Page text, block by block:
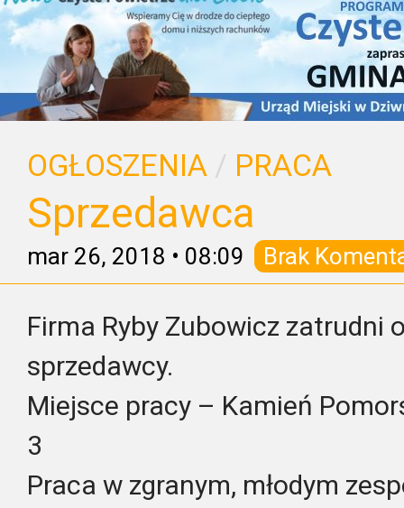
OGŁOSZENIA / PRACA
Sprzedawca
mar 26, 2018 • 08:09 Brak
Firma Ryby Zubowicz zatrudni
sprzedawcy.
Miejsce pracy – Kamień
3
Praca w zgranym, młodym